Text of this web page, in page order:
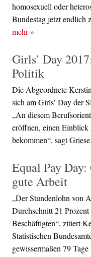
homosexuell oder
Bundestag jetzt endlich
mehr»
Girls’ Day
Politik
Die Abgeordnete
sich am Girls’ Day der
„An diesem
eröffnen, einen
bekommen“, sagt Griese.
Equal Pay
gute Arbeit
„Der Stundenlohn von
Durchschnitt 21
Beschäftigten“, zitiert
Statistischen
gewissermaßen 79